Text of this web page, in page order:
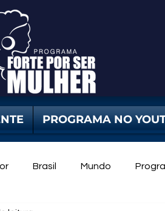
PROGRAMA NO
Brasil Mundo